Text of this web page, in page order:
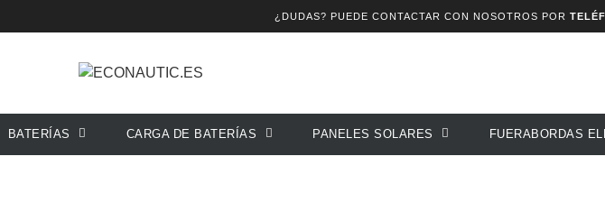
¿DUDAS? PUEDE CONTACTAR CON NOSOTROS POR
BATERÍAS CARGA DE BATERÍAS PANELES SOLARES FUERABORDAS
Accesorios Baterías LYNX Smart BMS 500 NG